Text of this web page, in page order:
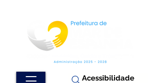
Acessibilidade